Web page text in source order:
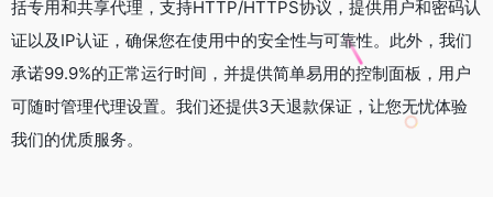
括专用和共享代理，支持HTTP/HTTPS协议，提供用户和密码认
证以及IP认证，确保您在使用中的安全性与可靠性。此外，我们
承诺99.9%的正常运行时间，并提供简单易用的控制面板，用户
可随时管理代理设置。我们还提供3天退款保证，让您无忧体验
我们的优质服务。